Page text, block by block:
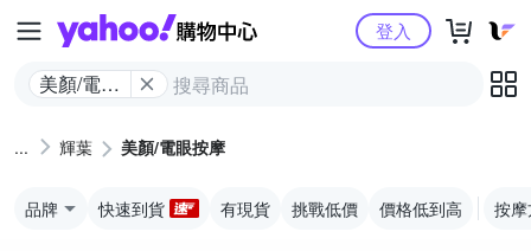
Yahoo購物中心
美顏/電眼
登入
輝葉 美顏/電眼按摩
品牌 快速到貨 有現貨 挑戰低價 價格低到高 按